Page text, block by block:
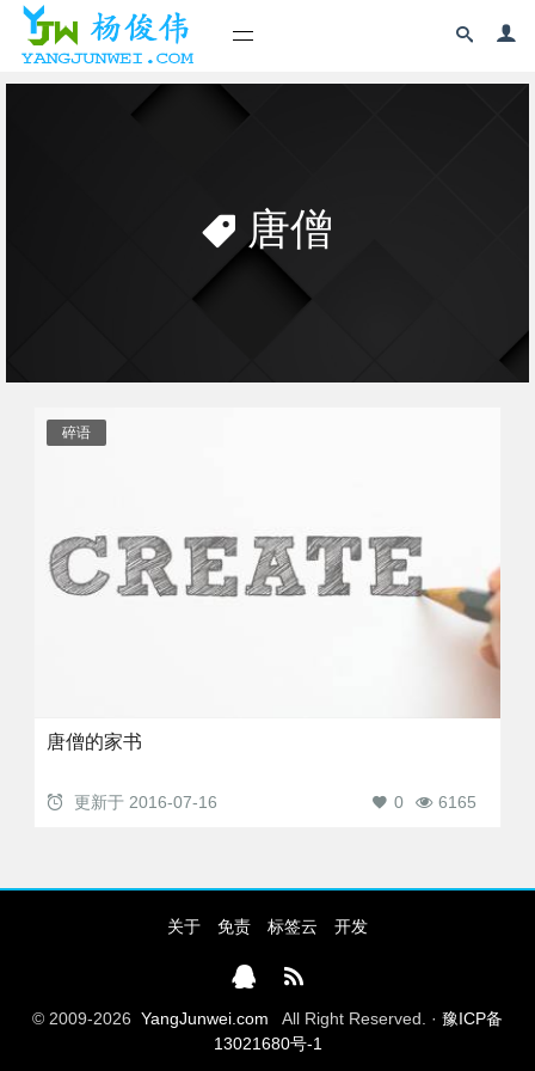
唐僧
碎语
唐僧的家书
更新于 2016-07-16 6165
0
关于 免责 标签云 开发
© 2009-2026 YangJunwei.com All Right Reserved. · 豫ICP备
13021680号-1